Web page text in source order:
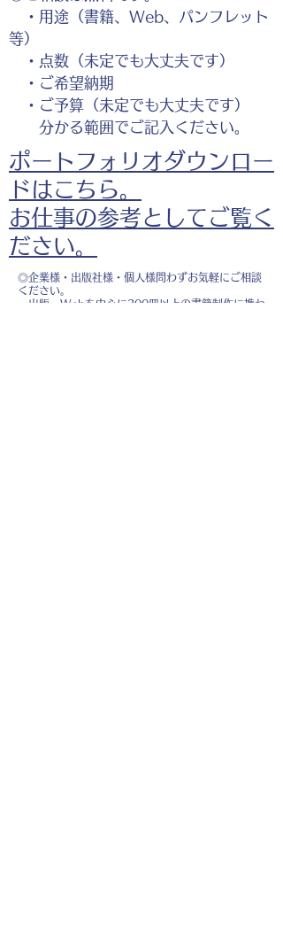
・用途（書籍、Web、パンフレット
等）
・点数（未定でも大丈夫です）
・ご希望納期
・ご予算（未定でも大丈夫です）
分かる範囲でご記入ください。
ポートフォリオダウンロー
ドはこちら。
お仕事の参考としてご覧く
ださい。
◎企業様・出版社様・個人様問わずお気軽にご相談
ください。
出版・Webを中心に300冊以上の書籍制作に携わ